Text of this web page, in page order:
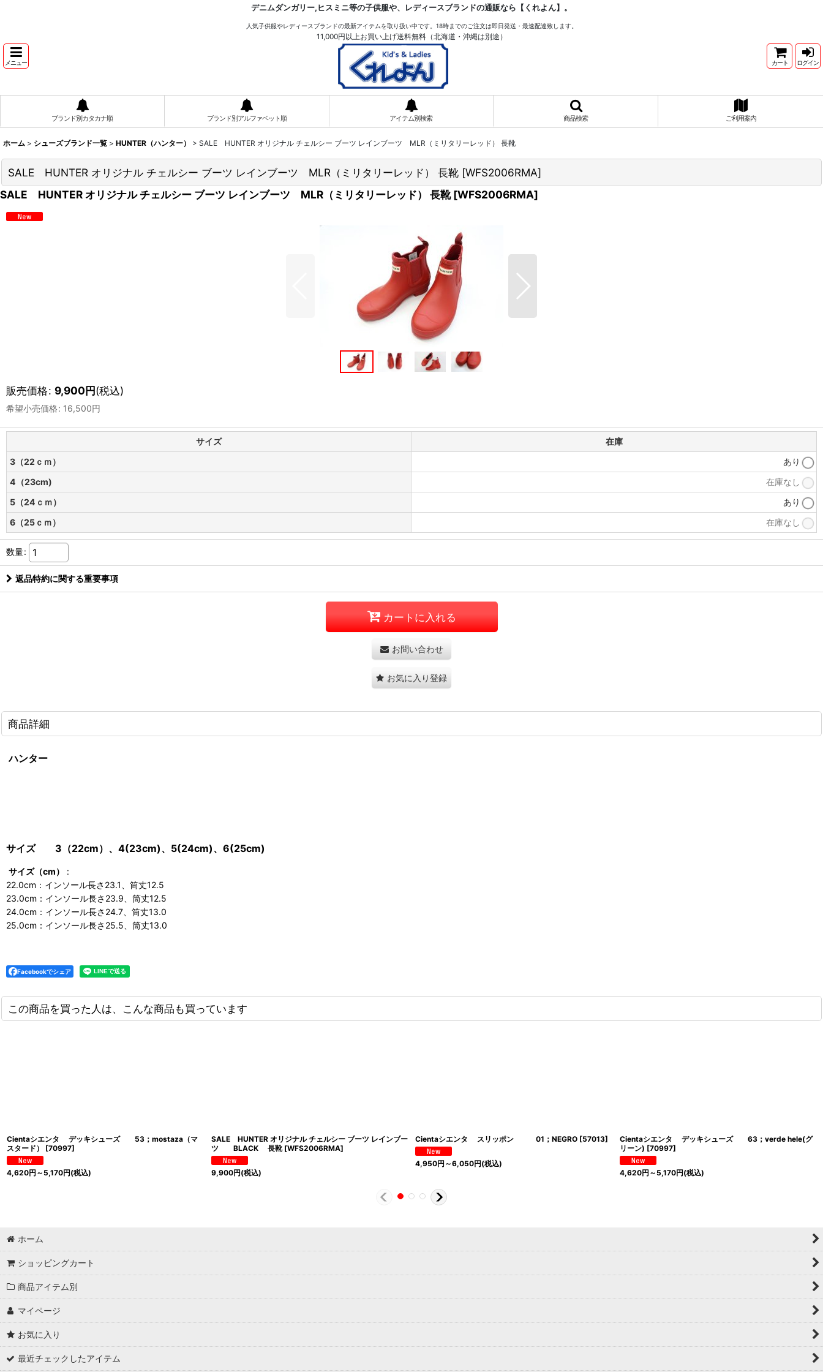
デニムダンガリー,ヒスミニ等の子供服や、レディースブランドの通販なら【くれよん】。
人気子供服やレディースブランドの最新アイテムを取り扱い中です。18時までのご注文は即日発送・最速配達致します。
11,000円以上お買い上げ送料無料（北海道・沖縄は別途）
メニュー カート ログイン
ブランド別カタカナ順 ブランド別アルファベット順 アイテム別検索 商品検索 ご利用案内
ホーム > シューズブランド一覧 > HUNTER（ハンター） > SALE HUNTER オリジナル チェルシー ブーツ レインブーツ MLR（ミリタリーレッド） 長靴
SALE HUNTER オリジナル チェルシー ブーツ レインブーツ MLR（ミリタリーレッド） 長靴 [WFS2006RMA]
SALE HUNTER オリジナル チェルシー ブーツ レインブーツ MLR（ミリタリーレッド） 長靴[WFS2006RMA]
販売価格: 9,900円(税込)
希望小売価格: 16,500円
サイズ
在庫
3（22ｃｍ）
あり
4（23cm)
在庫なし
5（24ｃｍ）
あり
6（25ｃｍ）
在庫なし
数量:
返品特約に関する重要事項
カートに入れる
お問い合わせ
お気に入り登録
商品詳細
ハンター
サイズ 3（22cm）、4(23cm)、5(24cm)、6(25cm)
サイズ（cm）
:
22.0cm：インソール長さ23.1、筒丈12.5
23.0cm：インソール長さ23.9、筒丈12.5
24.0cm：インソール長さ24.7、筒丈13.0
25.0cm：インソール長さ25.5、筒丈13.0
Facebookでシェア
この商品を買った人は、こんな商品も買っています
Cientaシエンタ デッキシューズ 53；mostaza（マ
スタード）
[70997]
4,620円 ～5,170円(税込)
SALE HUNTER オリジナル チェルシー ブーツ レインブー
ツ BLACK 長靴 [WFS2006RMA]
9,900円(税込)
Cientaシエンタ スリッポン 01；NEGRO [57013]
4,950円 ～6,050円(税込)
Cientaシエンタ デッキシューズ 63；verde hele(グ
リーン) [70997]
4,620円 ～5,170円(税込)
ホーム
ショッピングカート
商品アイテム別
マイページ
お気に入り
最近チェックしたアイテム